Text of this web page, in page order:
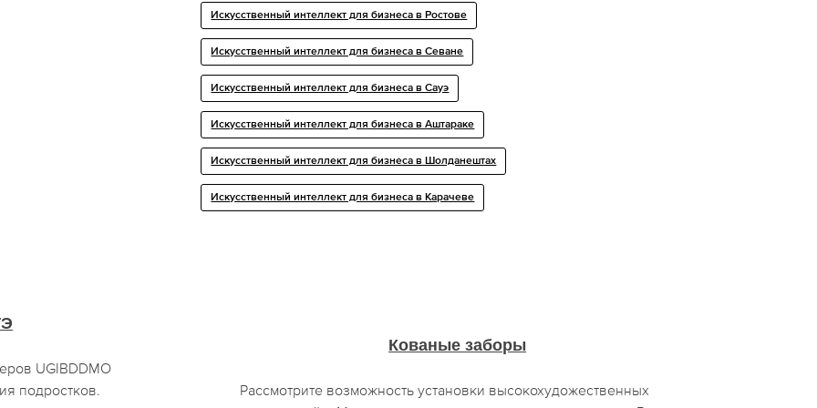
Искусственный интеллект для бизнеса в Ростове
Искусственный интеллект для бизнеса в Севане
Искусственный интеллект для бизнеса в Сауэ
Искусственный интеллект для бизнеса в Аштараке
Искусственный интеллект для бизнеса в Шолданештах
Искусственный интеллект для бизнеса в Карачеве
UGIBDDMO
подростков.
Кованые заборы
Рассмотрите возможность установки высокохудожественных